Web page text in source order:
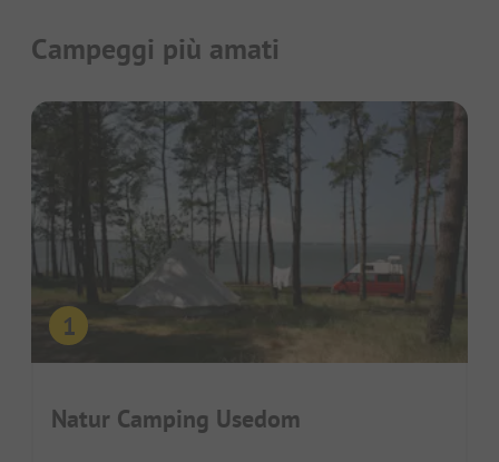
Campeggi più amati
Natur Camping Usedom